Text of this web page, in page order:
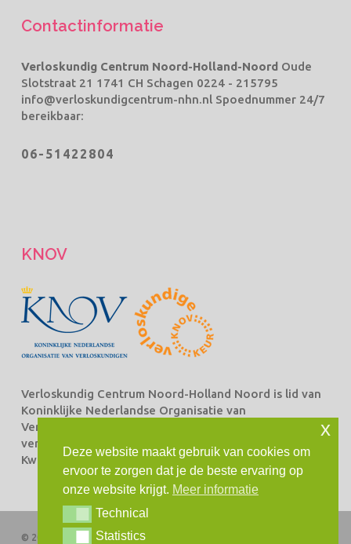
Contactinformatie
Verloskundig Centrum Noord-Holland-Noord Oude
Slotstraat 21 1741 CH Schagen 0224 - 215795
info@verloskundigcentrum-nhn.nlSpoednummer 24/7
bereikbaar:
06-51422804
KNOV
Verloskundig Centrum Noord-Holland Noord is lid van
Koninklijke Nederlandse Organisatie van
Verloskundigen Beroepsorganisatie van en voor
verloskundigen (KNOV) en staat ingeschreven bij het
Kwaliteitsregister Verloskundingen.
© 2026 Verloskundig Centrum Noord-Holland Noord. Alle rechten
Deze website maakt gebruik van cookies om
ervoor te zorgen dat je de beste ervaring op
onze website krijgt. Meer informatie
TechnicalTechnical
StatisticsStatistics
x